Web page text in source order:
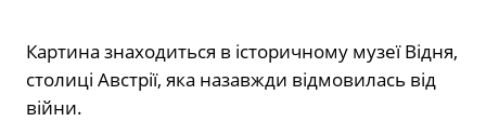
Картина знаходиться в історичному музеї Відня,
столиці Австрії, яка назавжди відмовилась від
війни.